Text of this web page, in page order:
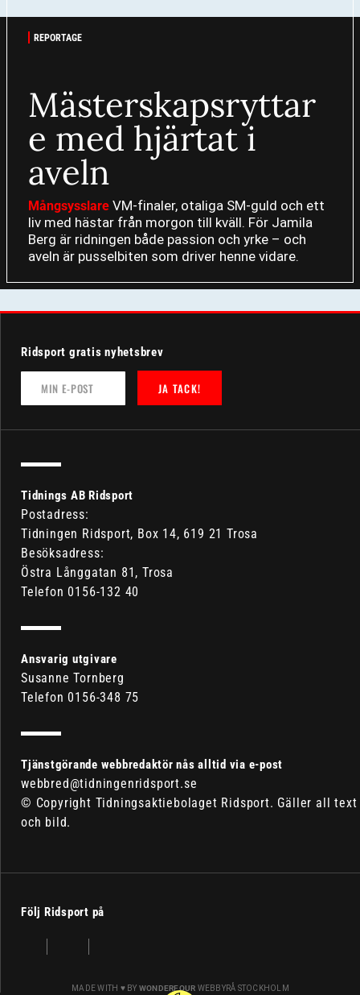
REPORTAGE
Mästerskapsryttar
e med hjärtat i
aveln
Mångsysslare VM-finaler, otaliga SM-guld och ett
liv med hästar från morgon till kväll. För Jamila
Berg är ridningen både passion och yrke – och
aveln är pusselbiten som driver henne vidare.
Ridsport gratis nyhetsbrev
JA TACK!
Tidnings AB Ridsport
Postadress:
Tidningen Ridsport, Box 14, 619 21 Trosa
Besöksadress:
Östra Långgatan 81, Trosa
Telefon 0156-132 40
Ansvarig utgivare
Susanne Tornberg
Telefon 0156-348 75
Tjänstgörande webbredaktör nås alltid via e-post
webbred@tidningenridsport.se
© Copyright Tidningsaktiebolaget Ridsport. Gäller all text
och bild.
Följ Ridsport på
MADE WITH ♥ BY WONDERFOUR WEBBYRÅ STOCKHOLM